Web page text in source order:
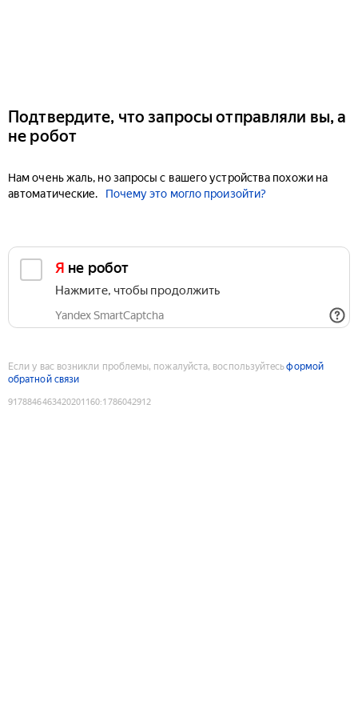
Подтвердите, что запросы отправляли вы, а
не робот
Нам очень жаль, но запросы с вашего устройства похожи на
автоматические.
Почему это могло произойти?
Я не робот
Нажмите, чтобы продолжить
Yandex SmartCaptcha
Если у вас возникли проблемы, пожалуйста, воспользуйтесьформой
обратной связи
9178846463420201160:1786042912